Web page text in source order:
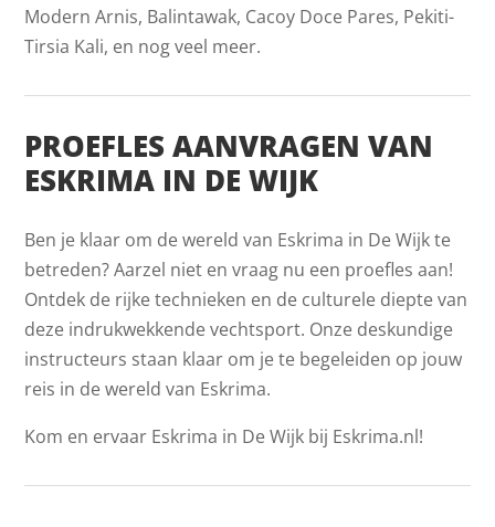
Modern Arnis, Balintawak, Cacoy Doce Pares, Pekiti-
Tirsia Kali, en nog veel meer.
PROEFLES AANVRAGEN VAN
ESKRIMA IN DE WIJK
Ben je klaar om de wereld van Eskrima in De Wijk te
betreden? Aarzel niet en vraag nu een proefles aan!
Ontdek de rijke technieken en de culturele diepte van
deze indrukwekkende vechtsport. Onze deskundige
instructeurs staan klaar om je te begeleiden op jouw
reis in de wereld van Eskrima.
Kom en ervaar Eskrima in De Wijk bij Eskrima.nl!